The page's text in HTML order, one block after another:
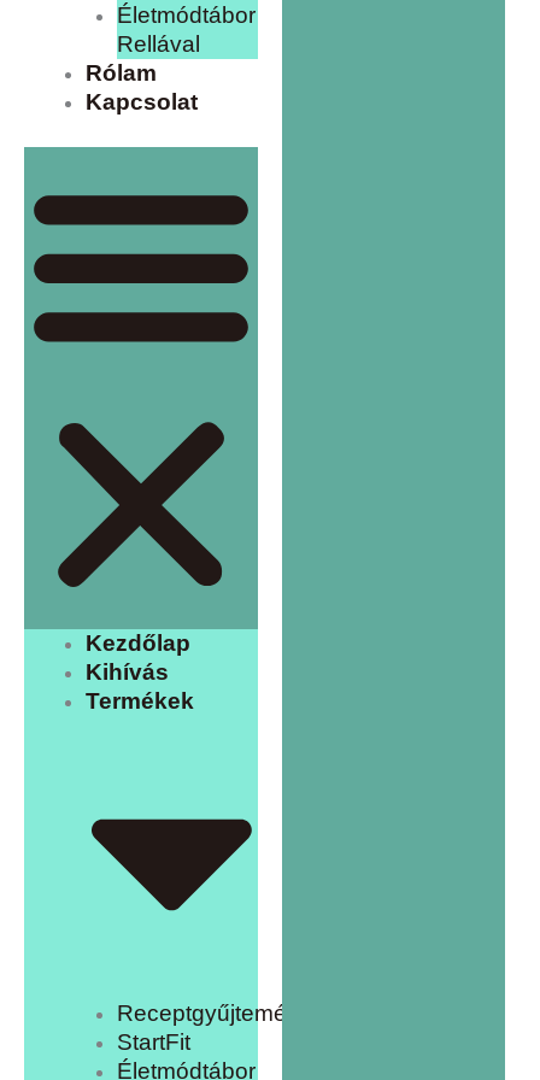
Életmódtábor
Rellával
Rólam
Kapcsolat
Kezdőlap
Kihívás
Termékek
Receptgyűjtemény
StartFit
Életmódtábor